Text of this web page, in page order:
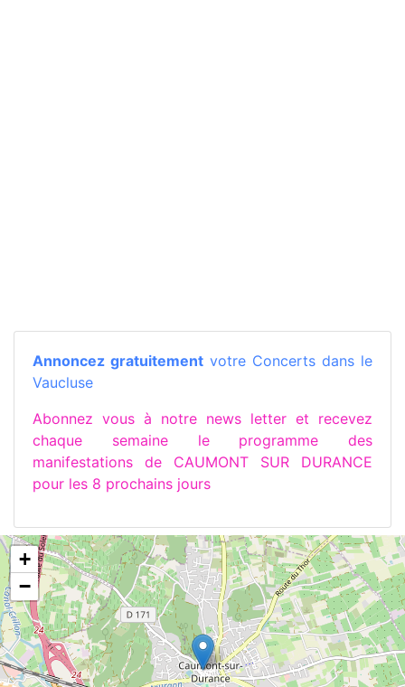
Annoncez gratuitement votre Concerts dans le
Vaucluse
Abonnez vous à notre news letter et recevez
chaque semaine le programme des
manifestations de CAUMONT SUR DURANCE
pour les 8 prochains jours
+
−